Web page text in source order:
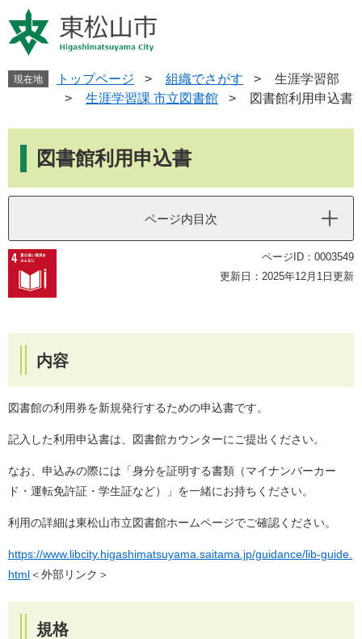
ー
ジ
す
ニ
ュ
し
へ
現在地 トップページ > 組織でさがす >
生涯学習部
>
生涯学習課 市立図書館 > 図書館利用申込書
図書館利用申込書
ページ内目次
ページID：0003549
更新日：2025年12月1日更新
内容
図書館の利用券を新規発行するための申込書です。
記入した利用申込書は、図書館カウンターにご提出ください。
なお、申込みの際には「身分を証明する書類（マイナンバーカー
ド・運転免許証・学生証など）」を一緒にお持ちください。
利用の詳細は東松山市立図書館ホームページでご確認ください。
https://www.libcity.higashimatsuyama.saitama.jp/guidance/lib-guide.
html＜外部リンク＞
規格